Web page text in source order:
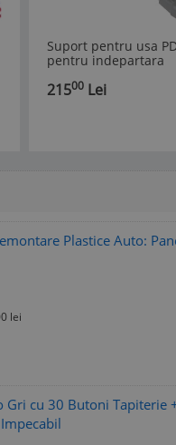
Suport pentru usa
pentru indepartara
caroserie, Argintiu
21500 Lei
Plastice Auto:
lei
Gri cu 30 Butoni